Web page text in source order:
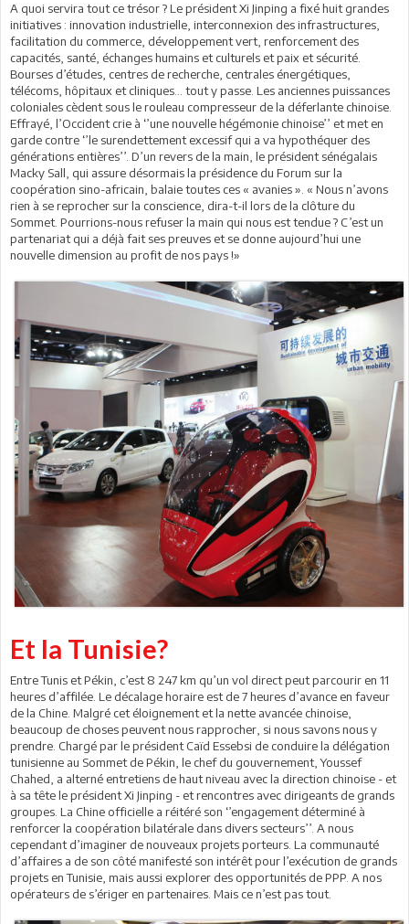
A quoi servira tout ce trésor ? Le président Xi Jinping a fixé huit grandes
initiatives : innovation industrielle, interconnexion des infrastructures,
facilitation du commerce, développement vert, renforcement des
capacités, santé, échanges humains et culturels et paix et sécurité.
Bourses d’études, centres de recherche, centrales énergétiques,
télécoms, hôpitaux et cliniques... tout y passe. Les anciennes puissances
coloniales cèdent sous le rouleau compresseur de la déferlante chinoise.
Effrayé, l’Occident crie à ‘’une nouvelle hégémonie chinoise’’ et met en
garde contre ‘’le surendettement excessif qui a va hypothéquer des
générations entières’’. D’un revers de la main, le président sénégalais
Macky Sall, qui assure désormais la présidence du Forum sur la
coopération sino-africain, balaie toutes ces « avanies ». « Nous n’avons
rien à se reprocher sur la conscience, dira-t-il lors de la clôture du
Sommet. Pourrions-nous refuser la main qui nous est tendue ? C’est un
partenariat qui a déjà fait ses preuves et se donne aujourd’hui une
nouvelle dimension au profit de nos pays !»
Et la Tunisie?
Entre Tunis et Pékin, c’est 8 247 km qu’un vol direct peut parcourir en 11
heures d’affilée. Le décalage horaire est de 7 heures d’avance en faveur
de la Chine. Malgré cet éloignement et la nette avancée chinoise,
beaucoup de choses peuvent nous rapprocher, si nous savons nous y
prendre. Chargé par le président Caïd Essebsi de conduire la délégation
tunisienne au Sommet de Pékin, le chef du gouvernement, Youssef
Chahed, a alterné entretiens de haut niveau avec la direction chinoise - et
à sa tête le président Xi Jinping - et rencontres avec dirigeants de grands
groupes. La Chine officielle a réitéré son ‘’engagement déterminé à
renforcer la coopération bilatérale dans divers secteurs’’. A nous
cependant d’imaginer de nouveaux projets porteurs. La communauté
d’affaires a de son côté manifesté son intérêt pour l’exécution de grands
projets en Tunisie, mais aussi explorer des opportunités de PPP. A nos
opérateurs de s’ériger en partenaires. Mais ce n’est pas tout.